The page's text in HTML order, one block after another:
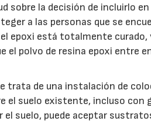
sobre la decisión de incluirlo en
a las personas que se
epoxi está totalmente curado,
el polvo de resina epoxi entre
trata de una instalación de
el suelo existente, incluso con
el suelo, puede aceptar